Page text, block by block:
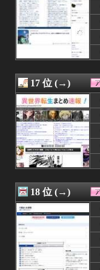
17 位 (→)
18 位 (→)